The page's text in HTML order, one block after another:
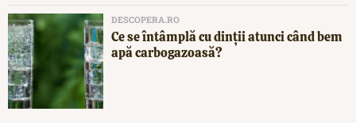
DESCOPERA.RO
Ce se întâmplă cu dinții atunci când bem
apă carbogazoasă?